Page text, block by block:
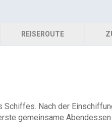
REISEROUTE
Nach der
gemeinsame